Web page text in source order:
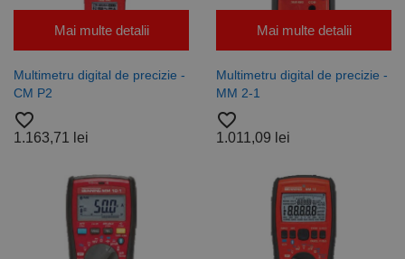
Mai multe detalii
Multimetru digital de precizie -
CM P2
favorite_border
1.163,71 lei
Mai multe detalii
Multimetru digital de precizie -
MM 2-1
favorite_border
1.011,09 lei